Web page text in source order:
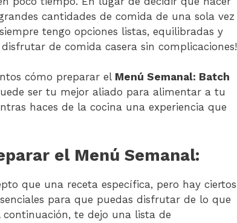
cantidades de comida de una sola vez
tengo opciones listas, equilibradas y
de comida casera sin complicaciones!
cómo preparar el Menú Semanal: Batch
ser tu mejor aliado para alimentar a tu
haces de la cocina una experiencia que
el Menú Semanal:
que una receta específica, pero hay ciertos
para que puedas disfrutar de lo que
te dejo una lista de